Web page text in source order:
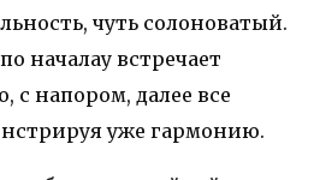
чуть солоноватый.
началау встречает
с напором, далее все
уже гармонию.